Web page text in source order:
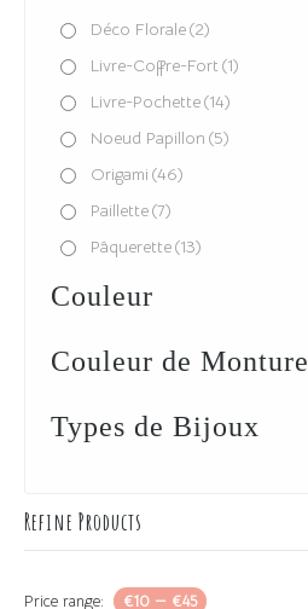
Déco Florale(2)
Livre-Coffre-Fort (1)
Livre-Pochette(14)
Noeud Papillon (5)
Origami (46)
Paillette(7)
Pâquerette(13)
Plume
Spirale(9)
Couleur
Couleur de Monture
Types de Bijoux
Refine Products
Price range: €10 — €45